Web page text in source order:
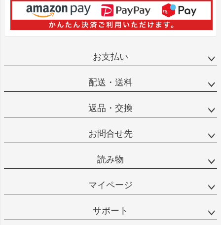
お支払い
配送・送料
返品・交換
お問合せ先
読み物
マイページ
サポート